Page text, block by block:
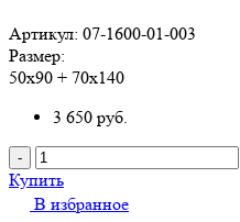
Артикул: 07-1600-01-003
Размер:
50х90 + 70х140
3 650 руб.
-
Купить
В избранное